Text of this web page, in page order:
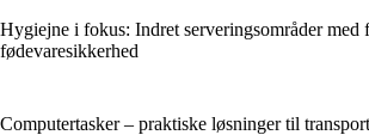
Hygiejne i fokus: Indret serveringsområder med
fødevaresikkerhed
Computertasker – praktiske løsninger til